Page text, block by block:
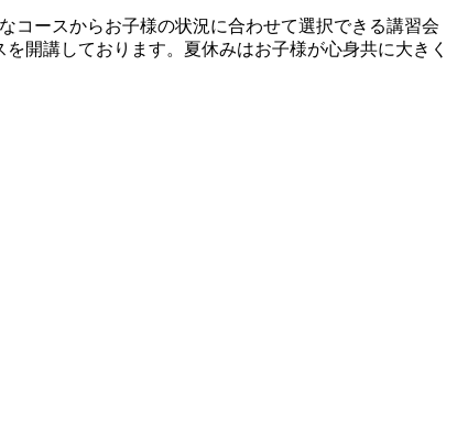
コースからお子様の状況に合わせて選択できる講習会
開講しております。夏休みはお子様が心身共に大きく